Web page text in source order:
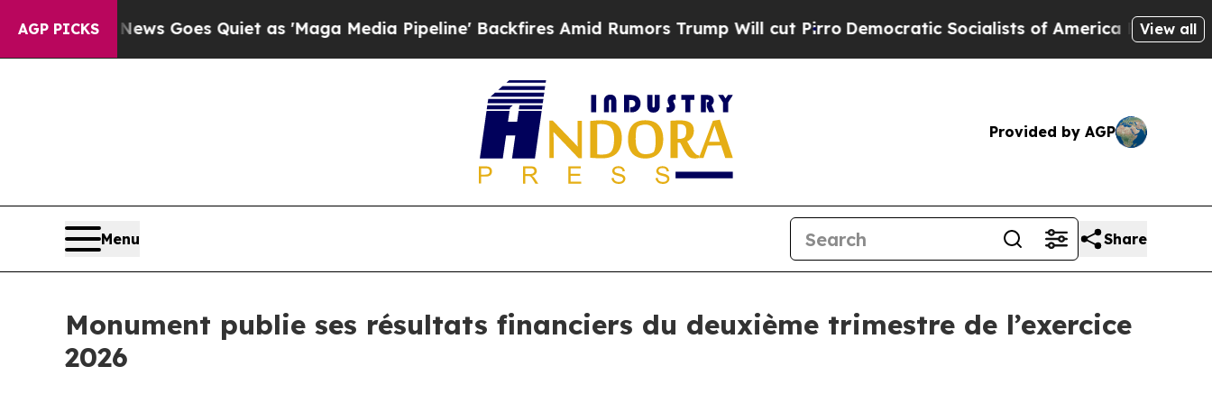
AGP PICKS
News Goes Quiet as 'Maga Media Pipeline' Backfires Amid Rumors Trump Will cut PirroDemocratic Socialists of America Propose RadicalView all
Provided by AGP
Menu Share
Monument publie ses résultats financiers du deuxième trimestre de l’exercice
2026